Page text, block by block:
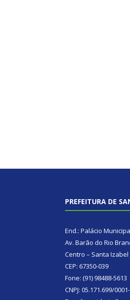
PREFEITURA DE
End.: Palácio
Av. Barão do Rio
Centro – Santa Izabel
CEP: 67350-039
Fone: (91) 98488-5613
CNPJ: 05.171.699/